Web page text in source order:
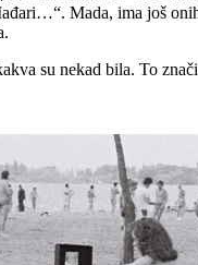
Mada, ima još
su nekad bila. To